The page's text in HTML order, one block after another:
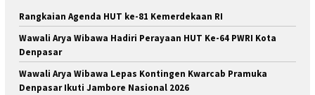
Rangkaian Agenda HUT ke-81 Kemerdekaan RI
Wawali Arya Wibawa Hadiri Perayaan HUT Ke-64 PWRI Kota
Denpasar
Wawali Arya Wibawa Lepas Kontingen Kwarcab Pramuka
Denpasar Ikuti Jambore Nasional 2026